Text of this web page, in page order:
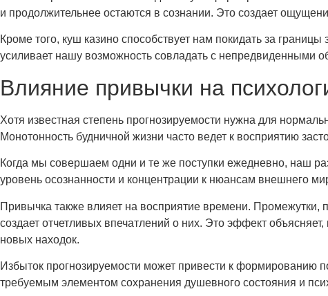
и продолжительнее остаются в сознании. Это создает
Кроме того, куш казино способствует нам покидать за
усиливает нашу возможность совладать с непредвиденными
Влияние привычки на
Хотя известная степень прогнозируемости нужна для
Монотонность будничной жизни часто ведет к восприятию
Когда мы совершаем одни и те же поступки ежедневно, наш
уровень осознанности и концентрации к нюансам внешнего
Привычка также влияет на восприятие времени. Промежутки,
создает отчетливых впечатлений о них. Это эффект
новых находок.
Избыток прогнозируемости может привести к
требуемым элементом сохранения душевного состояния и